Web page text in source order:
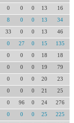
0 0 0 13 16
8 0 0 13 34
33 0 0 13 46
0 27 0 15 135
0 0 0 18 18
0 0 0 19 79
0 0 0 20 23
0 0 0 21 25
0 96 0 24 276
0 0 0 25 225